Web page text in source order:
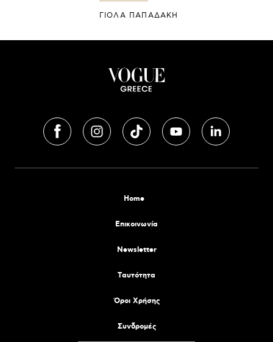
ΓΙΌΛΑ ΠΑΠΑΔΆΚΗ
Home
Επικοινωνία
Newsletter
Tαυτότητα
Όροι Χρήσης
Συνδρομές